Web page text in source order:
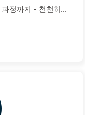
정까지 - 천천히